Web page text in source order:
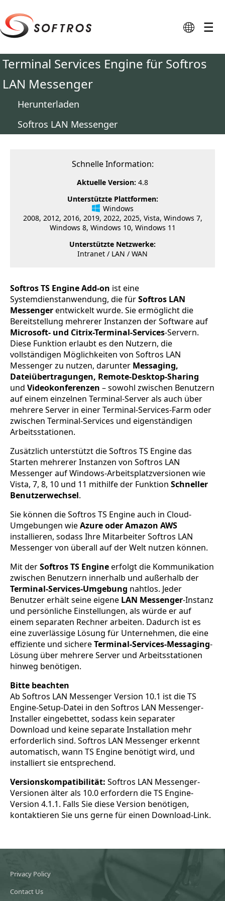
≡
Terminal Services Engine für Softros
LAN Messenger
Herunterladen
Softros LAN Messenger
🌐
Schnelle Information:
Aktuelle Version: 4.8
Unterstützte Plattformen:
Windows
2008, 2012, 2016, 2019, 2022, 2025, Vista, Windows 7,
Windows 8, Windows 10, Windows 11
Unterstützte Netzwerke:
Intranet / LAN / WAN
Softros TS Engine Add-on ist eine
Systemdienstanwendung, die fürSoftros LAN
Messengerentwickelt wurde. Sie ermöglicht die
Bereitstellung mehrerer Instanzen der Software auf
Microsoft- und Citrix-Terminal-Services-Servern.
Diese Funktion erlaubt es den Nutzern, die
vollständigen Möglichkeiten von Softros LAN
Messenger zu nutzen, darunter Messaging,
Dateiübertragungen, Remote-Desktop-Sharing
und Videokonferenzen – sowohl zwischen Benutzern
auf einem einzelnen Terminal-Server als auch über
mehrere Server in einer Terminal-Services-Farm oder
zwischen Terminal-Services und eigenständigen
Arbeitsstationen.
Zusätzlich unterstützt die Softros TS Engine das
Starten mehrerer Instanzen von Softros LAN
Messenger auf Windows-Arbeitsplatzversionen wie
Vista, 7, 8, 10 und 11 mithilfe der Funktion Schneller
Benutzerwechsel.
Sie können die Softros TS Engine auch in Cloud-
Umgebungen wieAzure oder Amazon AWS
installieren, sodass Ihre Mitarbeiter Softros LAN
Messenger von überall auf der Welt nutzen können.
Mit derSoftros TS Engineerfolgt die Kommunikation
zwischen Benutzern innerhalb und außerhalb der
Terminal-Services-Umgebung nahtlos. Jeder
Benutzer erhält seine eigene LAN Messenger-Instanz
und persönliche Einstellungen, als würde er auf
einem separaten Rechner arbeiten. Dadurch ist es
eine zuverlässige Lösung für Unternehmen, die eine
effiziente und sichereTerminal-Services-Messaging-
Lösung über mehrere Server und Arbeitsstationen
hinweg benötigen.
Bitte beachten
Ab Softros LAN Messenger Version 10.1 ist die TS
Engine-Setup-Datei in den Softros LAN Messenger-
Installer eingebettet, sodass kein separater
Download und keine separate Installation mehr
erforderlich sind. Softros LAN Messenger erkennt
automatisch, wann TS Engine benötigt wird, und
installiert sie entsprechend.
Versionskompatibilität: Softros LAN Messenger-
Versionen älter als 10.0 erfordern die TS Engine-
Version 4.1.1. Falls Sie diese Version benötigen,
kontaktieren Sie uns gerne für einen Download-Link.
Privacy Policy
Contact Us